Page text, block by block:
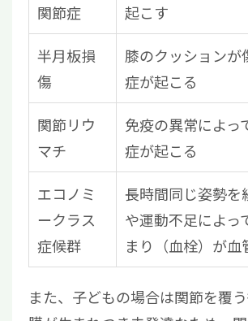
関節症
起こす
半月板損
傷
膝のクッションが
症が起こる
関節リウ
マチ
免疫の異常によっ
症が起こる
エコノミ
ークラス
症候群
長時間同じ姿勢を
や運動不足によっ
まり（血栓）が血
また、子どもの場合は関節を覆